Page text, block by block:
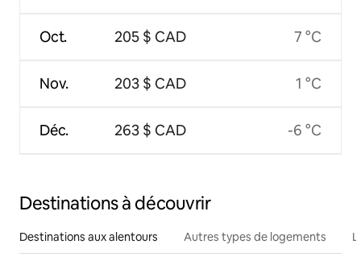
Oct.
Nov.
Déc.
205 $ CAD
203 $ CAD
263 $ CAD
7 °C
1 °C
-6 °C
Destinations à découvrir
Destinations aux alentours Autres types de logements